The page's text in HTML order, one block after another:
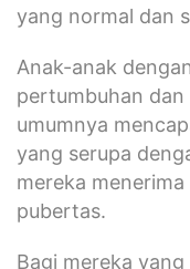
yang normal dan
Anak-anak
pertumbuhan
umumnya
yang serupa
mereka
pubertas.
Bagi mereka